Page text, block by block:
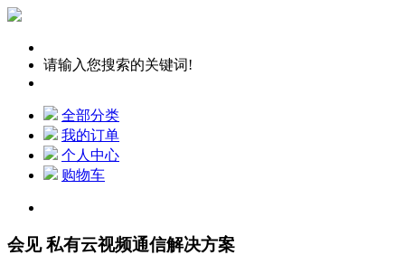
请输入您搜索的关键词!
全部分类
我的订单
个人中心
购物车
会见 私有云视频通信解决方案